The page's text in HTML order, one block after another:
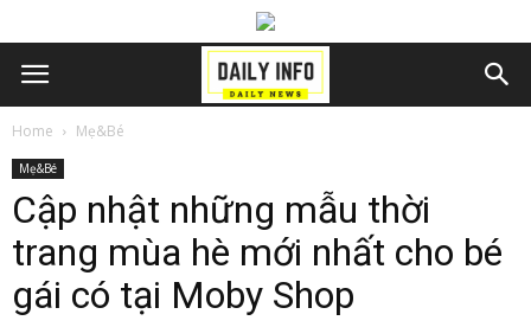
Home Mẹ&Bé
Mẹ&Bé
Cập nhật những mẫu thời
trang mùa hè mới nhất cho bé
gái có tại Moby Shop